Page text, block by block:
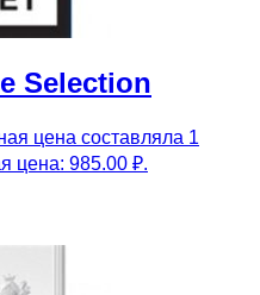
Selection
цена составляла 1
цена: 985.00 ₽.